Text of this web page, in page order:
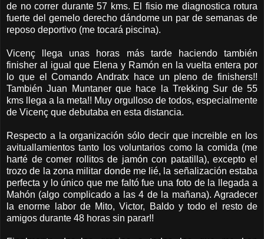
de no correr durante 57 kms. El fisio me diagnostica rotura
fuerte del gemelo derecho dándome un par de semanas de
reposo deportivo (me tocará piscina).
Vicenç llega unas horas más tarde haciendo también
finisher al igual que Elena y Ramón en la vuelta entera por
lo que el Comando Andratx hace un pleno de finishers!!
También Juan Muntaner que hace la Trekking Sur de 55
kms llega a la meta!! Muy orgulloso de todos, especialmente
de Vicenç que debutaba en esta distancia.
Respecto a la organización sólo decir que increible en los
avituallamientos tanto los voluntarios como la comida (me
harté de comer rollitos de jamón con patatilla), excepto el
trozo de la zona militar donde me lié, la señalización estaba
perfecta y lo único que me faltó fue una foto de la llegada a
Mahón (algo complicado a las 4 de la mañana). Agradecer
la enorme labor de Mito, Victor, Baldo y todo el resto de
amigos durante 48 horas sin parar!!